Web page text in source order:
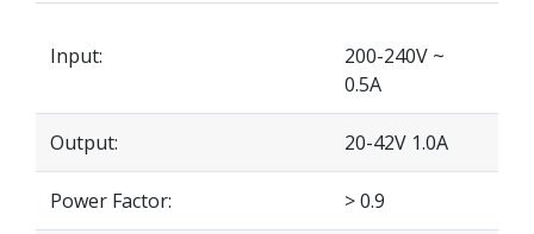
Input:
200-240V ~
0.5A
Output: 20-42V 1.0A
Power Factor: > 0.9